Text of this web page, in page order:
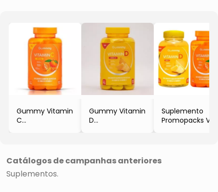
Gummy Vitamin
C
Gummy Vitamin
D
Suplemento
Promopacks Vit
Catálogos de campanhas anteriores
Suplementos